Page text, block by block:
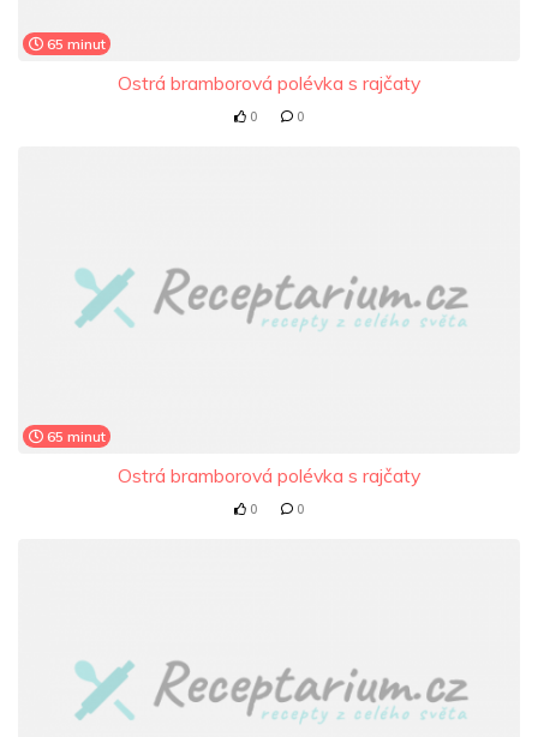
65 minut
Ostrá bramborová polévka s rajčaty
0 0
65 minut
Ostrá bramborová polévka s rajčaty
0 0